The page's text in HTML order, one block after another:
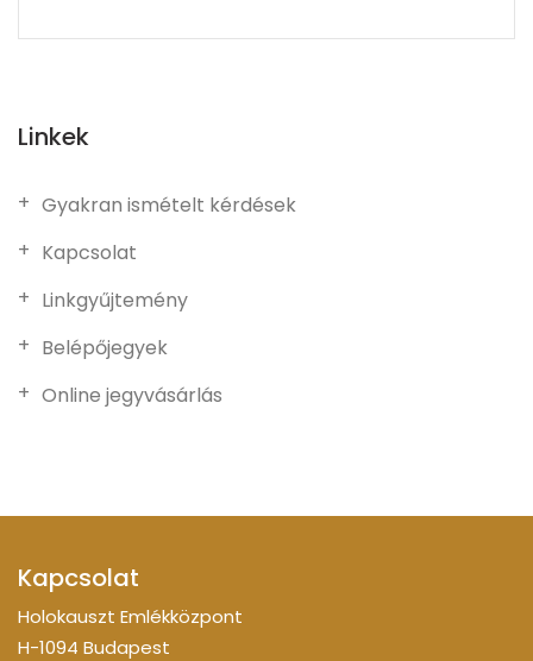
Linkek
Gyakran ismételt kérdések
Kapcsolat
Linkgyűjtemény
Belépőjegyek
Online jegyvásárlás
Kapcsolat
Holokauszt Emlékközpont
H-1094 Budapest